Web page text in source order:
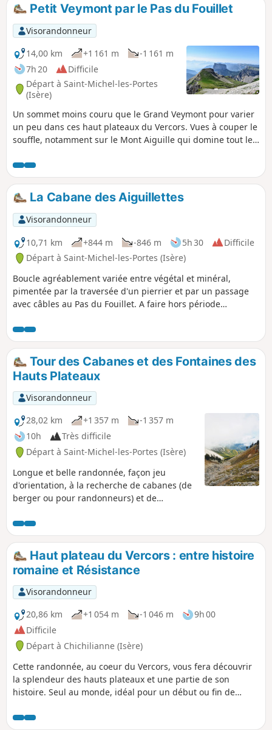
Petit Veymont par le Pas du Fouillet
Visorandonneur
14,00 km
+1 161 m
-1 161 m
7h 20
Difficile
Départ à Saint-Michel-les-Portes
(Isère)
Un sommet moins couru que le Grand Veymont pour varier
un peu dans ces haut plateaux du Vercors. Vues à couper le
souffle, notamment sur le Mont Aiguille qui domine tout le
bouquetins et chocards seront là pour vous saluer après
l'ascension du Pas du Fouillet. Cette randonnée est
totalement interdite aux chiens car située dans la réserve
naturelle des hauts plateaux du Vercors.
La Cabane des Aiguillettes
Visorandonneur
10,71 km
+844 m -846 m 5h 30
Difficile
Départ à Saint-Michel-les-Portes (Isère)
Boucle agréablement variée entre végétal et minéral,
pimentée par la traversée d'un pierrier et par un passage
avec câbles au Pas du Fouillet. A faire hors période
Aiguille. (!) Attention ! Le passage du pierrier et du Pas du
Fouillet, entre le point (3) et le point (5) est actuellement
interdit (juillet 2025). Au point (3), continuez tout droit pour
rejoindre par le ravin des Serres et du Maupas, le Pas des
Bachassons, point (6) d'où vous pourrez rejoindre la cabane
des Aiguillettes, point (6) pour le pique-nique. Ensuite, il
faudra revenir au Pas des Bachassons pour continuer la
randonnée.
Tour des Cabanes et des Fontaines des
Hauts Plateaux
Visorandonneur
28,02 km
+1 357 m
-1 357 m
10h
Très difficile
Départ à Saint-Michel-les-Portes (Isère)
Longue et belle randonnée, façon jeu
d'orientation, à la recherche de cabanes (de
berger ou pour randonneurs) et de
du Vercors. Paysages fabuleux garantis.
Point d'orgue, sans doute le plus beau site
naturel des Hauts Plateaux, la plaine de la
Queyrie où je veux être réincarné en
marmotte, avec son arbre taillé et sa
stupéfiante carrière romaine.
Haut plateau du Vercors : entre histoire
romaine et Résistance
Visorandonneur
20,86 km
+1 054 m -1 046 m
9h 00
Difficile
Départ à Chichilianne (Isère)
Cette randonnée, au coeur du Vercors, vous fera découvrir
la splendeur des hauts plateaux et une partie de son
histoire. Seul au monde, idéal pour un début ou fin de
massifs. Dénivelé moyen mais kilométrage à ne pas